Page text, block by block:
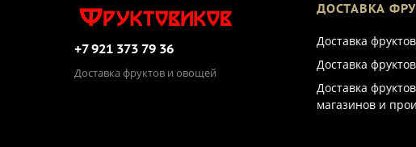
+7 921 373 79 36
Доставка фруктов и овощей
ДОСТАВКА
Доставка
Доставка
Доставка
магазинов и